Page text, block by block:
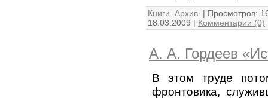
Книги. Архив. | Просмотров:
18.03.2009 | Комментарии (0)
А. А. Гордеев
В этом труде
фронтовика,